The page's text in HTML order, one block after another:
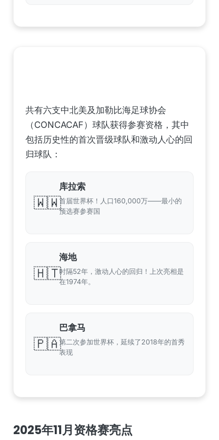
共有六支中北美及加勒比海足球协会
（CONCACAF）球队获得参赛资格，其中
包括历史性的首次晋级球队和激动人心的回
归球队：
🇼🇼
库拉索
首届世界杯！人口160,000万——最小的
预选赛参赛国
🇭🇹
海地
时隔52年，激动人心的回归！上次亮相是
在1974年。
🇵🇦
巴拿马
第二次参加世界杯，延续了2018年的首秀
表现
2025年11月资格赛亮点